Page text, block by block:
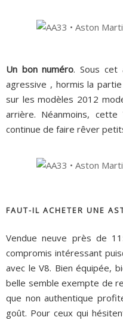
Un bon numéro. Sous cet
agressive , hormis la
sur les modèles 2012
arrière. Néanmoins,
continue de faire rêver
FAUT-IL ACHETER UNE
Vendue neuve près de
compromis intéressant
avec le V8. Bien équipée,
belle semble exempte de
que non authentique
goût. Pour ceux qui